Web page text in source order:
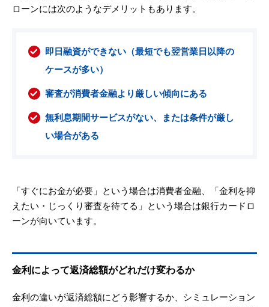
ローンには次のようなデメリットもあります。
即日融資ができない（最短でも翌営業日以降の
ケースが多い）
審査が消費者金融より厳しい傾向にある
無利息期間サービスがない、または条件が厳し
い場合がある
「すぐにお金が必要」という場合は消費者金融、「金利を抑
えたい・じっくり審査を待てる」という場合は銀行カードロ
ーンが向いています。
金利によって返済総額がどれだけ変わるか
金利の違いが返済総額にどう影響するか、シミュレーション